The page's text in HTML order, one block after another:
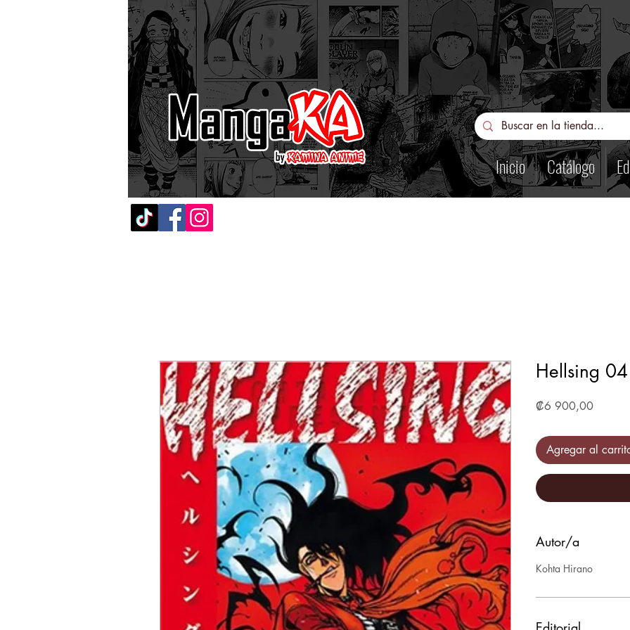
Inicio Catálogo
Hellsing 04
₡6 900,00Precio
Agregar al
Autor/a
Kohta Hirano